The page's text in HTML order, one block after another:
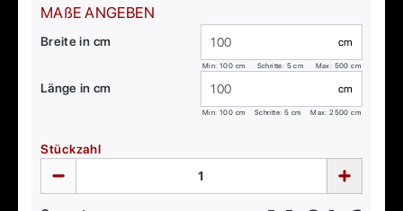
MAßE ANGEBEN
Breite in cm cm
Min: 100 cm Schritte: 5 cm Max: 500 cm
Länge in cm cm
Min: 100 cm Schritte: 5 cm Max:2500 cm
Stückzahl